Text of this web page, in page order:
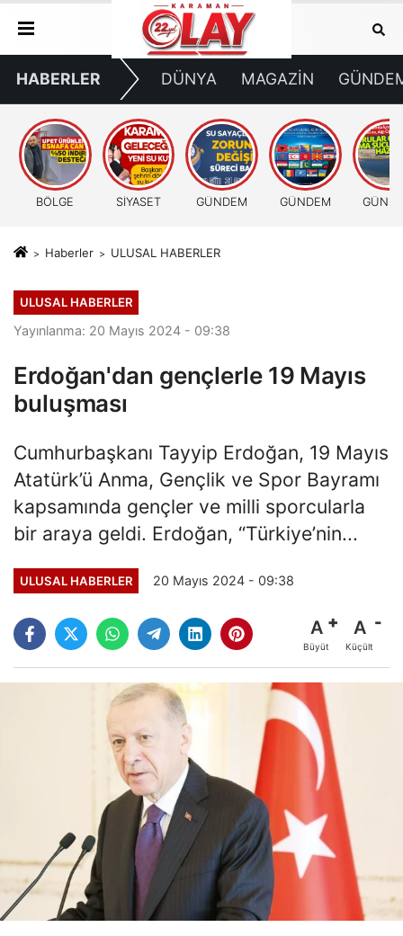
HABERLER DÜNYA MAGAZİN
BÖLGE SİYASET GÜNDEM GÜNDEM
Haberler ULUSAL HABERLER
ULUSAL HABERLER
Yayınlanma: 20 Mayıs 2024 - 09:38
Erdoğan'dan gençlerle 19 Mayıs
buluşması
Cumhurbaşkanı Tayyip Erdoğan, 19 Mayıs
Atatürk’ü Anma, Gençlik ve Spor Bayramı
kapsamında gençler ve milli sporcularla
bir araya geldi. Erdoğan, “Türkiye’nin...
ULUSAL HABERLER 20 Mayıs 2024 - 09:38
A
Büyüt
A
Küçült